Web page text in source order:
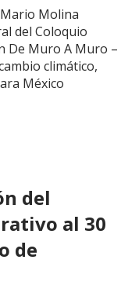
Molina
del Coloquio
De Muro A Muro –
climático,
México
del
al 30
de